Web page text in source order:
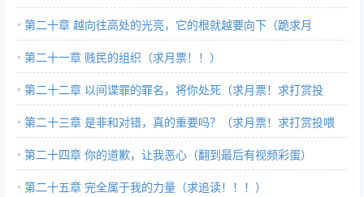
第二十章 越向往高处的光亮，它的根就越要向下（跪求月
票！！！）
第二十一章 贱民的组织（求月票！！）
第二十二章 以间谍罪的罪名，将你处死（求月票！求打赏投
喂！）
第二十三章 是非和对错，真的重要吗？（求月票！求打赏投喂
哇！！）
第二十四章 你的道歉，让我恶心（翻到最后有视频彩蛋）
第二十五章 完全属于我的力量（求追读！！！）